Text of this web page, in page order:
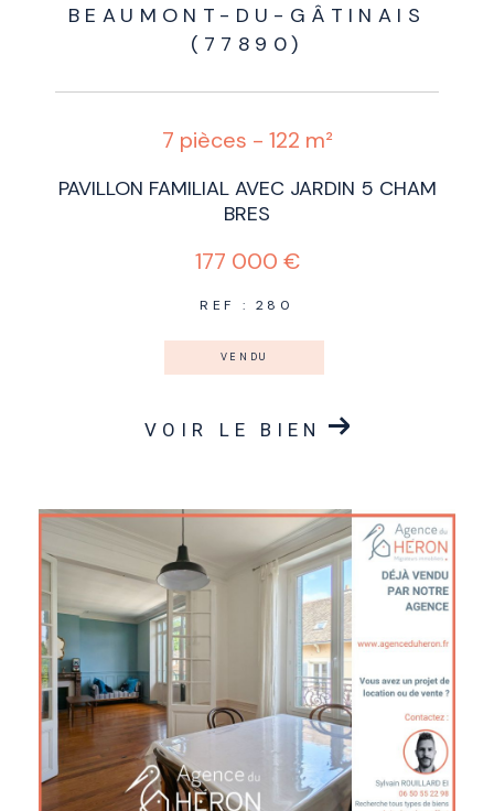
BEAUMONT-DU-GÂTINAIS
(77890)
7 pièces - 122 m²
PAVILLON FAMILIAL AVEC JARDIN 5 CHAM
BRES
177 000 €
REF : 280
VENDU
VOIR LE BIEN